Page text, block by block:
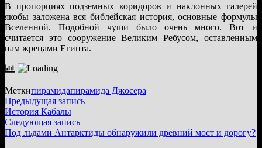
В пропорциях подземных коридоров и наклонных галерей
якобы заложена вся библейская история, основные формулы
Вселенной. Подобной чуши было очень много. Вот и
считается это сооружение Великим Ребусом, оставленным
нам жрецами Египта.
Меткипирамидапирамида Джосера
Навигация
по
записям
Предыдущая записьПредыдущая
История Кабалы
Следующая записьСледующая
запись:
Под льдами Антарктиды обнаружили древний мост и дорогу?